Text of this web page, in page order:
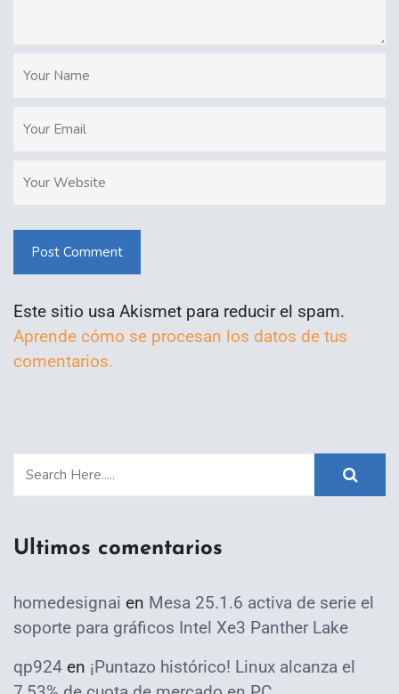
Post Comment
Este sitio usa Akismet para reducir el spam.
Aprende cómo se procesan los datos de tus
comentarios.
Ultimos comentarios
homedesignai en Mesa 25.1.6 activa de serie el
soporte para gráficos Intel Xe3 Panther Lake
qp924 en ¡Puntazo histórico! Linux alcanza el